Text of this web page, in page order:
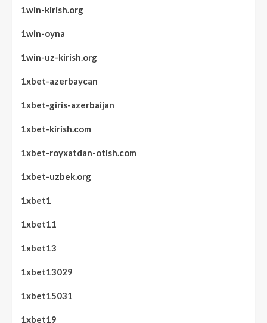
1win-kirish.org
1win-oyna
1win-uz-kirish.org
1xbet-azerbaycan
1xbet-giris-azerbaijan
1xbet-kirish.com
1xbet-royxatdan-otish.com
1xbet-uzbek.org
1xbet1
1xbet11
1xbet13
1xbet13029
1xbet15031
1xbet19